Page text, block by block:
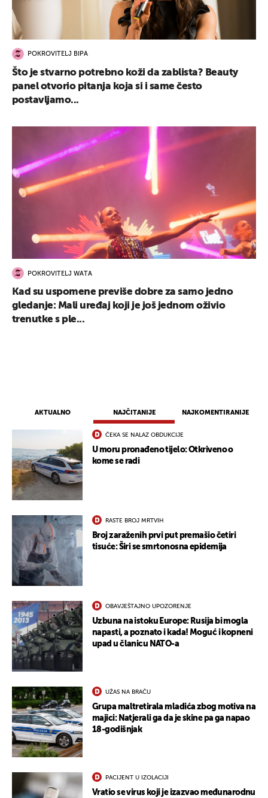
AKTUALNO NAJČITANIJE NAJKOMENTIRANIJE
ČEKA SE NALAZ OBDUKCIJE
U moru pronađeno tijelo: Otkriveno o
kome se radi
RASTE BROJ MRTVIH
Broj zaraženih prvi put premašio četiri
tisuće: Širi se smrtonosna epidemija
OBAVJEŠTAJNO UPOZORENJE
Uzbuna na istoku Europe: Rusija bi mogla
napasti, a poznato i kada! Moguć i kopneni
upad u članicu NATO-a
UŽAS NA BRAČU
Grupa maltretirala mladića zbog motiva na
majici: Natjerali ga da je skine pa ga napao
18-godišnjak
PACIJENT U IZOLACIJI
Vratio se virus koji je izazvao međunarodnu
POKROVITELJ BIPA
Što je stvarno potrebno koži da zablista? Beauty
panel otvorio pitanja koja si i same često
postavljamo...
POKROVITELJ WATA
Kad su uspomene previše dobre za samo jedno
gledanje: Mali uređaj koji je još jednom oživio
trenutke s ple...